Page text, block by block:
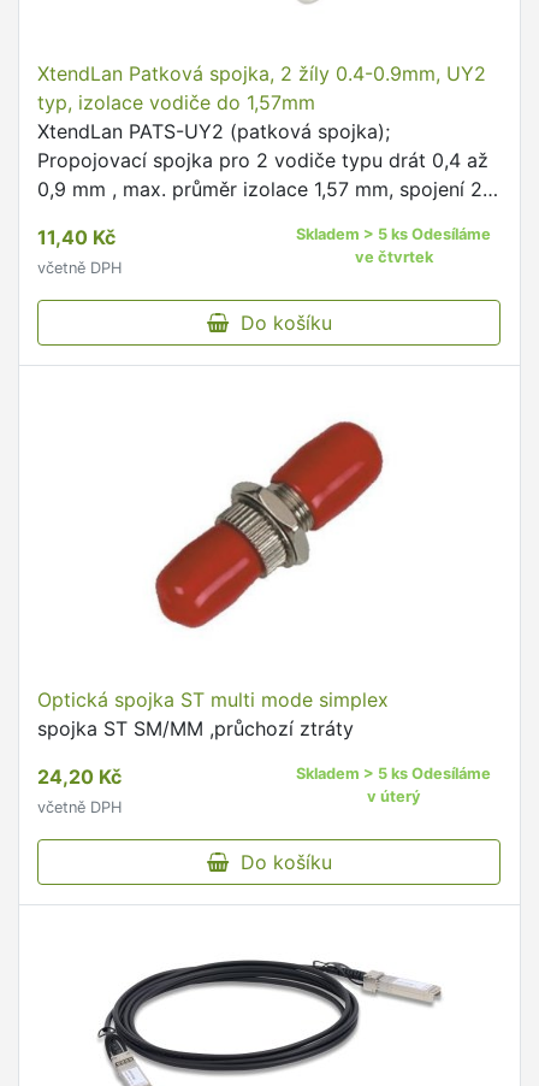
XtendLan Patková spojka, 2 žíly 0.4-0.9mm, UY2
typ, izolace vodiče do 1,57mm
XtendLan PATS-UY2 (patková spojka);
Propojovací spojka pro 2 vodiče typu drát 0,4 až
0,9 mm , max. průměr izolace 1,57 mm, spojení 2
11,40 Kč
včetně DPH
Skladem > 5 ks Odesíláme
ve čtvrtek
Do košíku
Optická spojka ST multi mode simplex
spojka ST SM/MM ,průchozí ztráty
24,20 Kč
včetně DPH
Skladem > 5 ks Odesíláme
v úterý
Do košíku